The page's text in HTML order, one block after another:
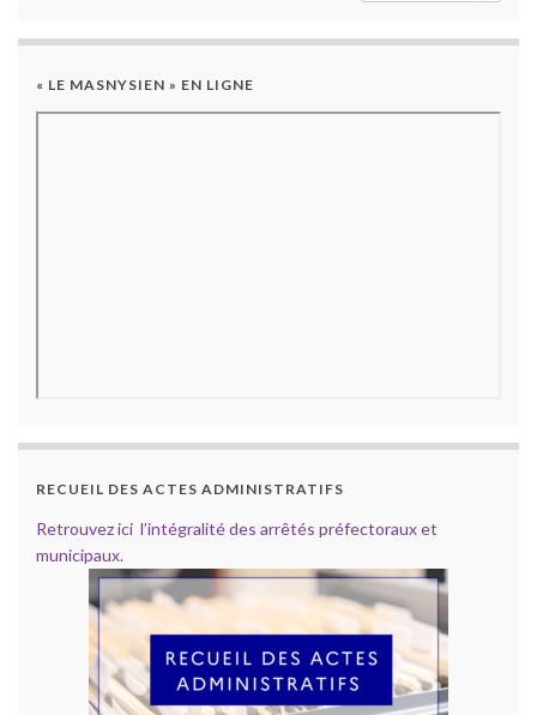
« LE MASNYSIEN » EN LIGNE
RECUEIL DES ACTES ADMINISTRATIFS
Retrouvez ici l’intégralité des arrêtés préfectoraux et
municipaux.